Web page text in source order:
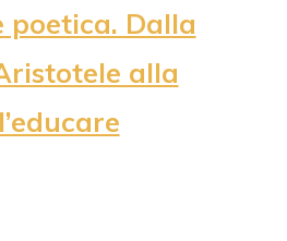
poetica. Dalla
alla